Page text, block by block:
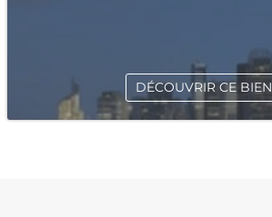
DÉCOUVRIR CE BIEN